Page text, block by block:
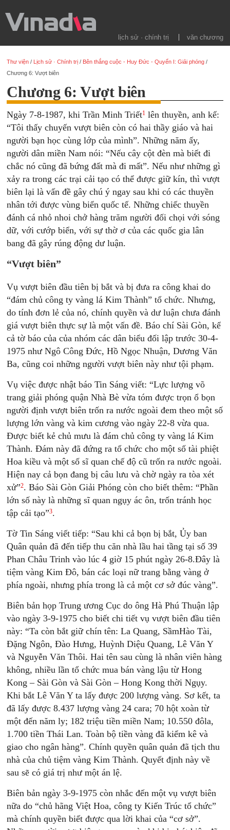
lịch sử · chính trị văn chương
Thư viện / Lịch sử · Chính trị / Bên thắng cuộc - Huy Đức - Quyển I: Giải phóng /
Chương 6: Vượt biên
Chương 6: Vượt biên
Ngày 7-8-1987, khi Trần Minh Triết1 lên thuyền, anh kể:
“Tôi thấy chuyến vượt biên còn có hai thầy giáo và hai
người bạn học cùng lớp của mình”. Những năm ấy,
người dân miền Nam nói: “Nếu cây cột đèn mà biết đi
chắc nó cũng đã bứng đất mà đi mất”. Nếu như những gì
xảy ra trong các trại cải tạo có thể được giữ kín, thì vượt
biên lại là vấn đề gây chú ý ngay sau khi có các thuyền
nhân tới được vùng biển quốc tế. Những chiếc thuyền
đánh cá nhỏ nhoi chở hàng trăm người đối chọi với sóng
dữ, với cướp biển, với sự thờ ơ của các quốc gia lân
bang đã gây rúng động dư luận.
“Vượt biên”
Vụ vượt biên đầu tiên bị bắt và bị đưa ra công khai do
“đám chủ công ty vàng lá Kim Thành” tổ chức. Nhưng,
do tính đơn lẻ của nó, chính quyền và dư luận chưa đánh
giá vượt biên thực sự là một vấn đề. Báo chí Sài Gòn, kể
cả tờ báo của của nhóm các dân biểu đối lập trước 30-4-
1975 như Ngô Công Đức, Hồ Ngọc Nhuận, Dương Văn
Ba, cũng coi những người vượt biên này như tội phạm.
Vụ việc được nhật báo Tin Sáng viết: “Lực lượng võ
trang giải phóng quận Nhà Bè vừa tóm được trọn ổ bọn
người định vượt biên trốn ra nước ngoài đem theo một số
lượng lớn vàng và kim cương vào ngày 22-8 vừa qua.
Được biết kẻ chủ mưu là đám chủ công ty vàng lá Kim
Thành. Đám này đã đứng ra tổ chức cho một số tài phiệt
Hoa kiều và một số sĩ quan chế độ cũ trốn ra nước ngoài.
Hiện nay cả bọn đang bị câu lưu và chờ ngày ra tòa xét
xử”2. Báo Sài Gòn Giải Phóng còn cho biết thêm: “Phần
lớn số này là những sĩ quan ngụy ác ôn, trốn tránh học
tập cải tạo”3.
Tờ Tin Sáng viết tiếp: “Sau khi cả bọn bị bắt, Ủy ban
Quân quản đã đến tiếp thu căn nhà lầu hai tầng tại số 39
Phan Châu Trinh vào lúc 4 giờ 15 phút ngày 26-8.Đây là
tiệm vàng Kim Đô, bán các loại nữ trang bằng vàng ở
phía ngoài, nhưng phía trong là cả một cơ sở đúc vàng”.
Biên bản họp Trung ương Cục do ông Hà Phú Thuận lập
vào ngày 3-9-1975 cho biết chi tiết vụ vượt biên đầu tiên
này: “Ta còn bắt giữ chín tên: La Quang, SầmHào Tài,
Đặng Ngôn, Đào Hưng, Huỳnh Diệu Quang, Lê Văn Y
và Nguyễn Văn Thôi. Hai tên sau cùng là nhân viên hàng
không, nhiều lần tổ chức mua bán vàng lậu từ Hong
Kong – Sài Gòn và Sài Gòn – Hong Kong thời Ngụy.
Khi bắt Lê Văn Y ta lấy được 200 lượng vàng. Sơ kết, ta
đã lấy được 8.437 lượng vàng 24 cara; 70 hột xoàn từ
một đến năm ly; 182 triệu tiền miền Nam; 10.550 đôla,
1.700 tiền Thái Lan. Toàn bộ tiền vàng đã kiểm kê và
giao cho ngân hàng”. Chính quyền quân quản đã tịch thu
nhà của chủ tiệm vàng Kim Thành. Quyết định này về
sau sẽ có giá trị như một án lệ.
Biên bản ngày 3-9-1975 còn nhắc đến một vụ vượt biên
nữa do “chủ hãng Việt Hoa, công ty Kiến Trúc tổ chức”
mà chính quyền biết được qua lời khai của “cơ sở”.